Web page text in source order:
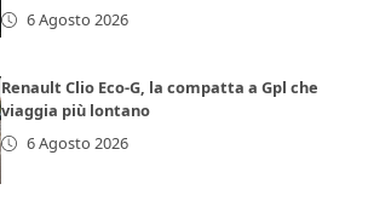
6 Agosto 2026
Renault Clio Eco-G, la compatta a Gpl che
viaggia più lontano
6 Agosto 2026